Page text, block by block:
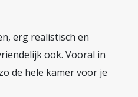
erg realistisch en
ook. Vooral in
de hele kamer voor je